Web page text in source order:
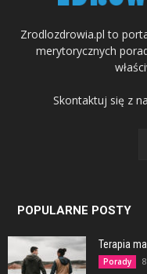
Zrodlozdrowia.pl to
merytorycznych
Skontaktuj się z
POPULARNE POSTY
Terapia
Porady